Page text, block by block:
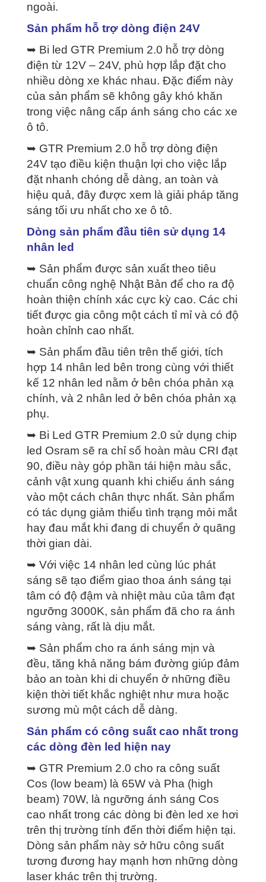
ngoài.
Sản phẩm hỗ trợ dòng điện 24V
➥ Bi led GTR Premium 2.0 hỗ trợ dòng
điện từ 12V – 24V, phù hợp lắp đặt cho
nhiều dòng xe khác nhau. Đặc điểm này
của sản phẩm sẽ không gây khó khăn
trong việc nâng cấp ánh sáng cho các xe
ô tô.
➥ GTR Premium 2.0 hỗ trợ dòng điện
24V tạo điều kiện thuận lợi cho việc lắp
đặt nhanh chóng dễ dàng, an toàn và
hiệu quả, đây được xem là giải pháp tăng
sáng tối ưu nhất cho xe ô tô.
Dòng sản phẩm đầu tiên sử dụng 14
nhân led
➥ Sản phẩm được sản xuất theo tiêu
chuẩn công nghệ Nhật Bản để cho ra độ
hoàn thiện chính xác cực kỳ cao. Các chi
tiết được gia công một cách tỉ mỉ và có độ
hoàn chỉnh cao nhất.
➥ Sản phẩm đầu tiên trên thế giới, tích
hợp 14 nhân led bên trong cùng với thiết
kế 12 nhân led nằm ở bên chóa phản xạ
chính, và 2 nhân led ở bên chóa phản xạ
phụ.
➥ Bi Led GTR Premium 2.0 sử dụng chip
led Osram sẽ ra chỉ số hoàn màu CRI đạt
90, điều này góp phần tái hiện màu sắc,
cảnh vật xung quanh khi chiếu ánh sáng
vào một cách chân thực nhất. Sản phẩm
có tác dụng giảm thiểu tình trạng mỏi mắt
hay đau mắt khi đang di chuyển ở quãng
thời gian dài.
➥ Với việc 14 nhân led cùng lúc phát
sáng sẽ tạo điểm giao thoa ánh sáng tại
tâm có độ đậm và nhiệt màu của tâm đạt
ngưỡng 3000K, sản phẩm đã cho ra ánh
sáng vàng, rất là dịu mắt.
➥ Sản phẩm cho ra ánh sáng mịn và
đều, tăng khả năng bám đường giúp đảm
bảo an toàn khi di chuyển ở những điều
kiện thời tiết khắc nghiệt như mưa hoặc
sương mù một cách dễ dàng.
Sản phẩm có công suất cao nhất trong
các dòng đèn led hiện nay
➥ GTR Premium 2.0 cho ra công suất
Cos (low beam) là 65W và Pha (high
beam) 70W, là ngưỡng ánh sáng Cos
cao nhất trong các dòng bi đèn led xe hơi
trên thị trường tính đến thời điểm hiện tại.
Dòng sản phẩm này sở hữu công suất
tương đương hay mạnh hơn những dòng
laser khác trên thị trường.